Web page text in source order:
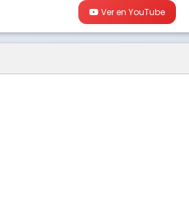
Ver en YouTube